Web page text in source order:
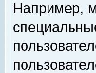
Например,